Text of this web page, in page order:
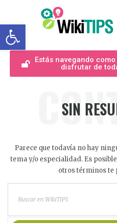
Abrir barra de
Estás navegando
disfrutar de
SIN
Parece que todavía no hay
tema y/o especialidad. Es
otros términos te